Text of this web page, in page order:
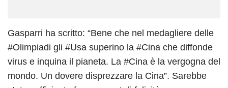
Gasparri ha scritto: “Bene che nel medagliere delle
#Olimpiadi gli #Usa superino la #Cina che diffonde
virus e inquina il pianeta. La #Cina è la vergogna del
mondo. Un dovere disprezzare la Cina”. Sarebbe